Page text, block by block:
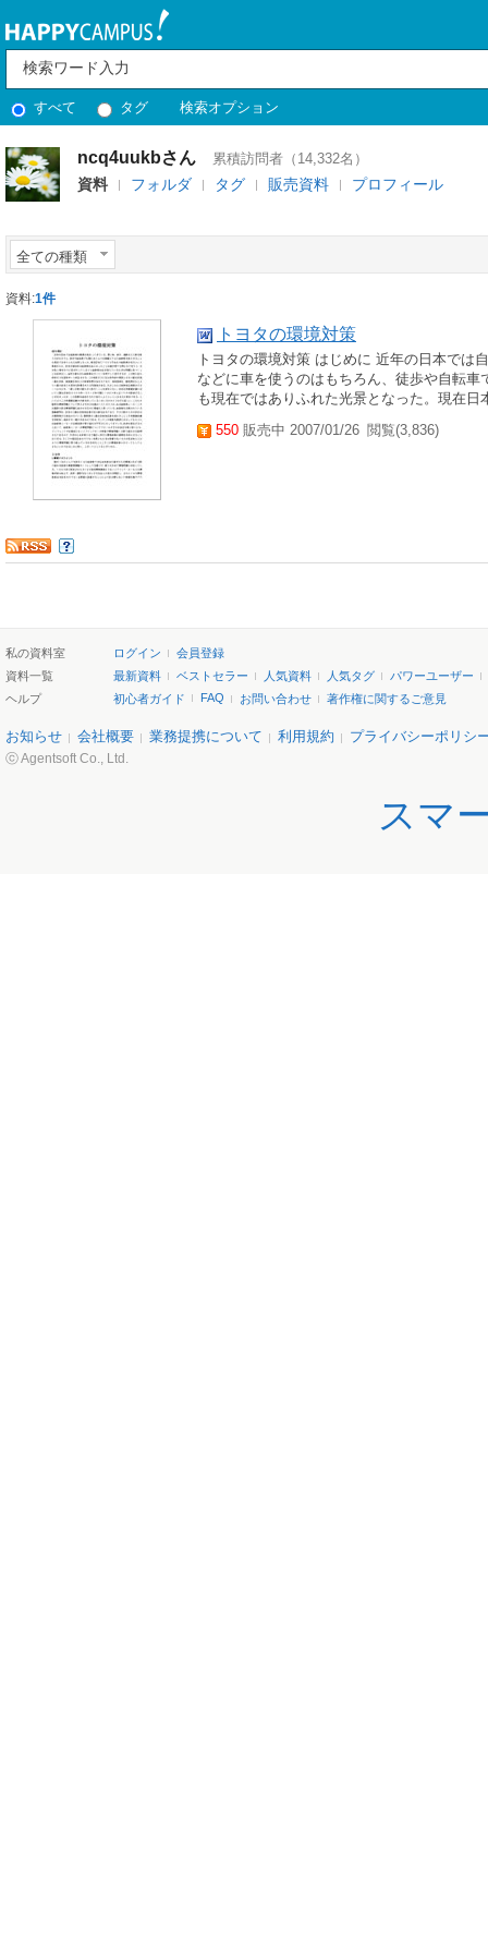
すべて タグ 検索オプション
ncq4uukbさん 累積訪問者（14,332名）
資料 フォルダ タグ 販売資料 プロフィール
全ての種類
資料:1件
トヨタの環境対策
トヨタの環境対策 はじめに 近年の日本では
などに車を使うのはもちろん、徒歩や自転
も現在ではありふれた光景となった。現在
550 販売中 2007/01/26 閲覧(3,836)
私の資料室 ログイン
会員登録
資料一覧
最新資料 ベストセラー 人気資料 人気タグ
パワーユーザー
ヘルプ
初心者ガイド FAQ お問い合わせ 著作権に関するご意見
お知らせ 会社概要 業務提携について 利用規約 プライバシーポリシ
ⓒ Agentsoft Co., Ltd.
スマ